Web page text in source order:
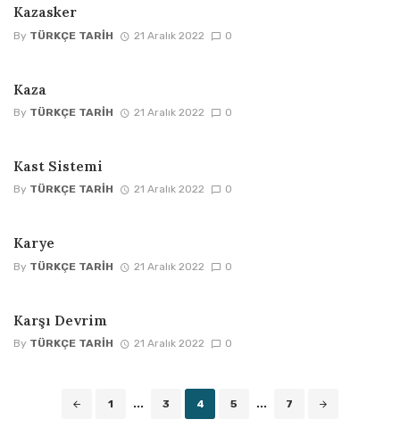
Kazasker
By TÜRKÇE TARIH 21 Aralık 2022 0
Kaza
By TÜRKÇE TARIH 21 Aralık 2022 0
Kast Sistemi
By TÜRKÇE TARIH 21 Aralık 2022 0
Karye
By TÜRKÇE TARIH 21 Aralık 2022 0
Karşı Devrim
By TÜRKÇE TARIH 21 Aralık 2022 0
1 ... 3 4 5 ... 7